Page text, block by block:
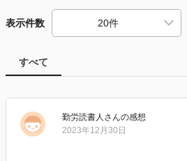
表示件数
すべて
勤労読書人 さんの感想
2023年12月30日